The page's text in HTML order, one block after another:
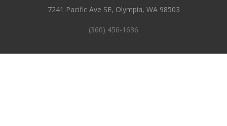
7241 Pacific Ave SE, Olympia, WA 98503
(360) 456-1636